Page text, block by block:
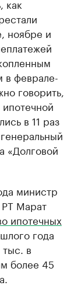
как
ноябре и
в феврале-
говорить,
в 11 раз
«Долговой
министр
РТ Марат
ипотечных
года
в
более 45